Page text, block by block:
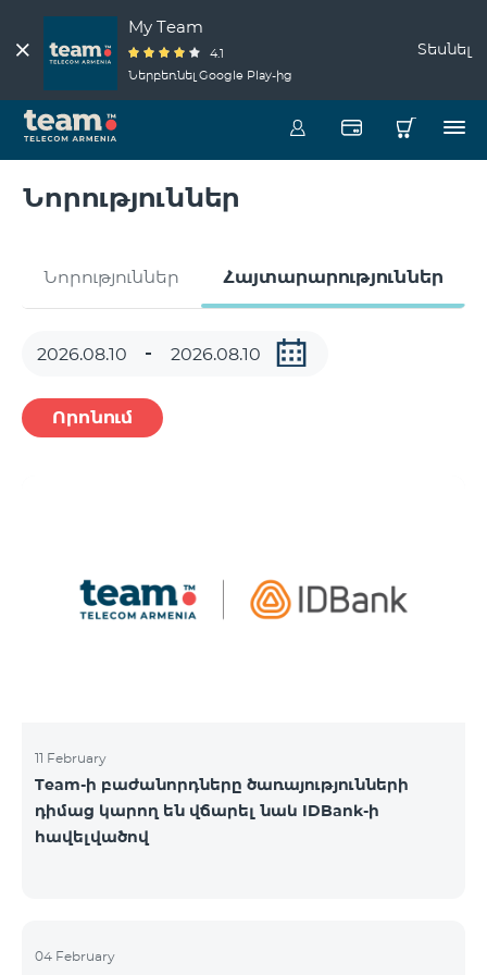
My Team
4.1
Ներբեռնել Google Play-ից
Տեսնել
Նորություններ
Նորություններ Հայտարարություններ
Որոնում
11 February
Team-ի բաժանորդները ծառայությունների
դիմաց կարող են վճարել նաև IDBank-ի
հավելվածով
04 February